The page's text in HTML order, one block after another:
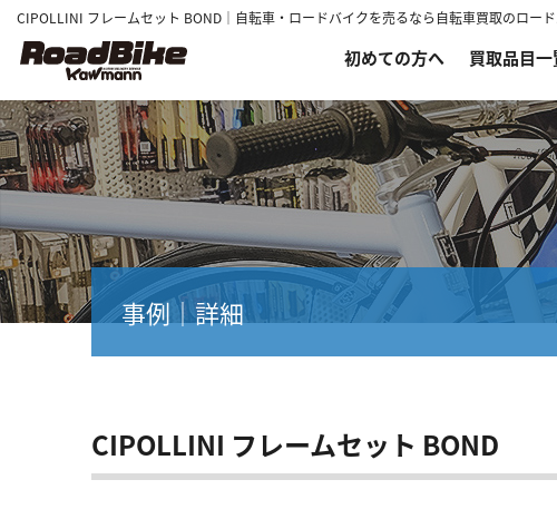
CIPOLLINI フレームセット BOND｜自転車・ロードバイクを売るなら自転車買取のロー
初めての方へ 買取品目一
事例｜詳細
CIPOLLINI フレームセット BOND